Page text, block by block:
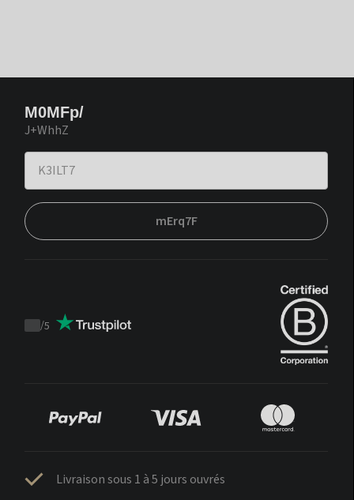
M0MFp/
J+WhhZ
mErq7F
Trustpilot
/5
Livraison sous 1 à 5 jours ouvrés